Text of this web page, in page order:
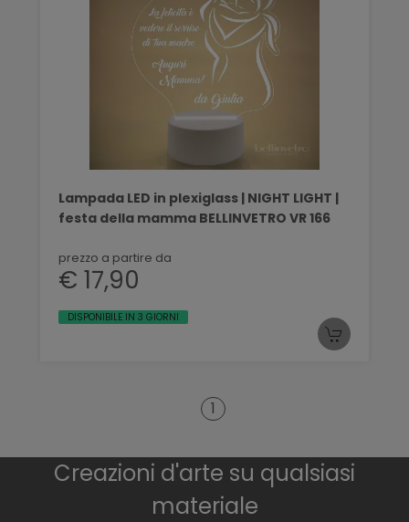
Lampada LED in plexiglass | NIGHT LIGHT |
festa della mamma BELLINVETRO VR 166
prezzo a partire da
€ 17,90
DISPONIBILE IN 3 GIORNI
1
Creazioni d'arte su qualsiasi
materiale